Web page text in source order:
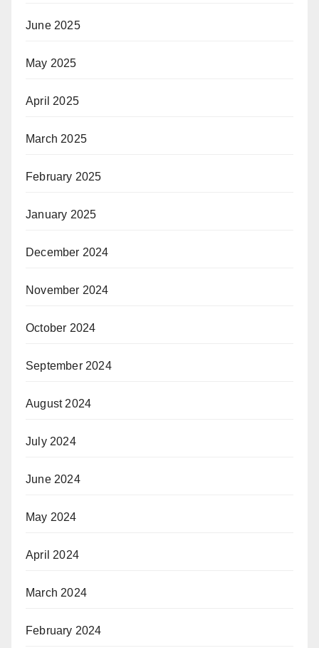
June 2025
May 2025
April 2025
March 2025
February 2025
January 2025
December 2024
November 2024
October 2024
September 2024
August 2024
July 2024
June 2024
May 2024
April 2024
March 2024
February 2024